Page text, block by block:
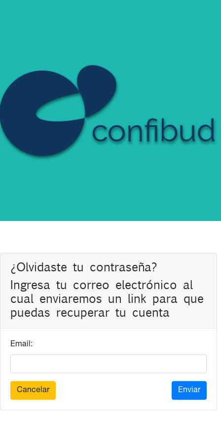
¿Olvidaste tu contraseña?
Ingresa tu correo electrónico al
cual enviaremos un link para que
puedas recuperar tu cuenta
Email:
Cancelar Enviar